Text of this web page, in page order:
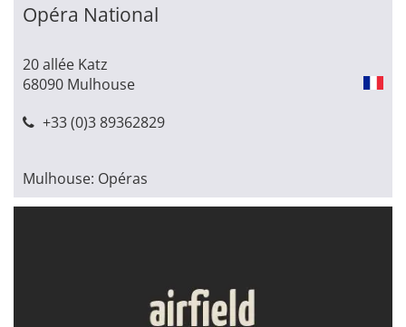
Opéra National
20 allée Katz
68090 Mulhouse
+33 (0)3 89362829
Mulhouse: Opéras